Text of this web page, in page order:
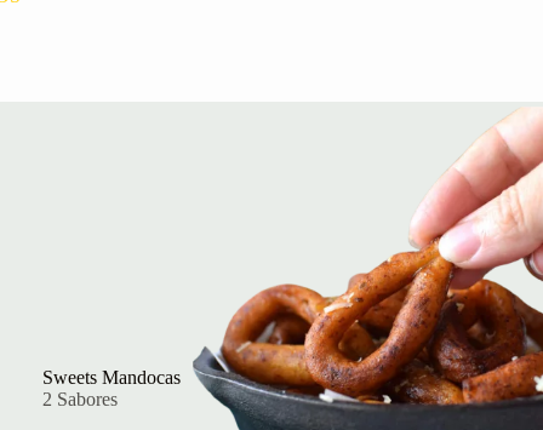
Sweets Mandocas
2 Sabores